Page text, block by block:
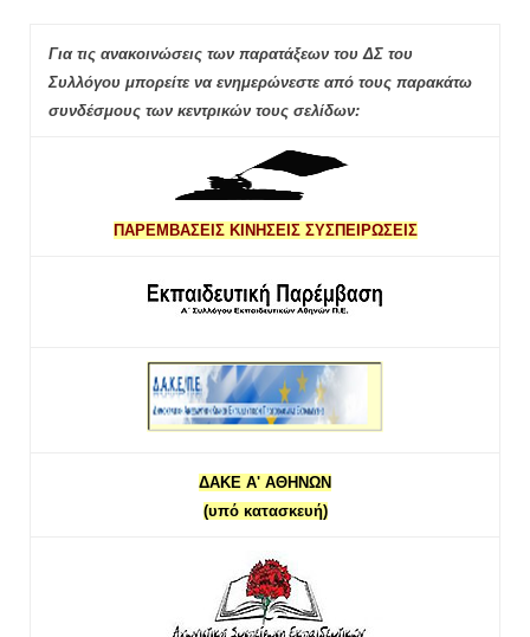
Για τις ανακοινώσεις των παρατάξεων του ΔΣ του
Συλλόγου μπορείτε να ενημερώνεστε από τους παρακάτω
συνδέσμους των κεντρικών τους σελίδων:
ΠΑΡΕΜΒΑΣΕΙΣ ΚΙΝΗΣΕΙΣ ΣΥΣΠΕΙΡΩΣΕΙΣ
ΔΑΚΕ Α' ΑΘΗΝΩΝ
(υπό κατασκευή)